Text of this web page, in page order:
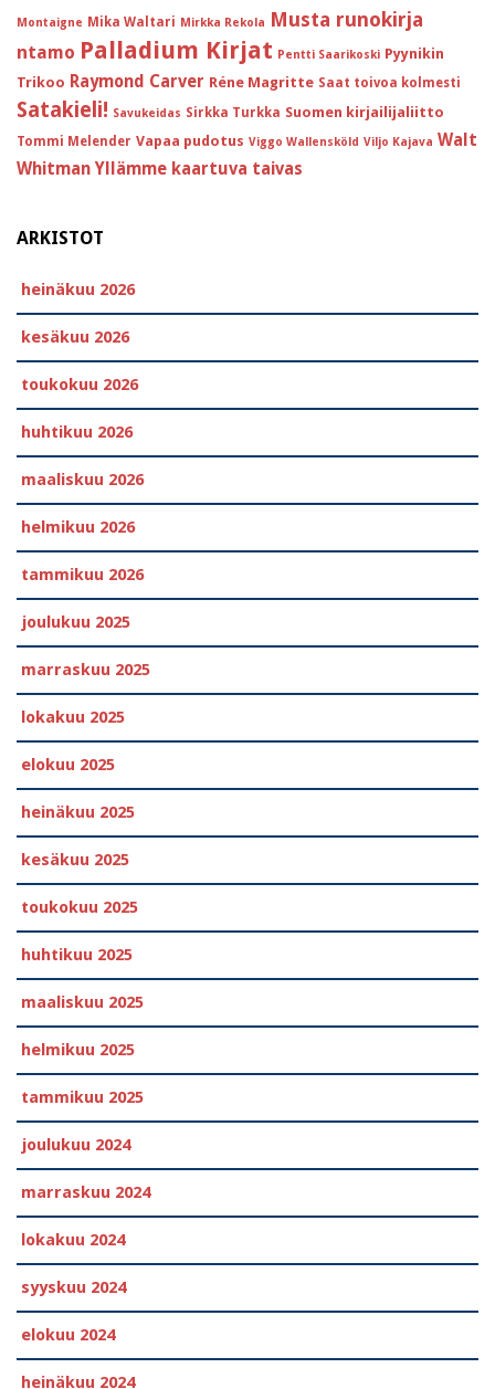
Montaigne Mika Waltari Mirkka Rekola Musta runokirja
ntamo Palladium Kirjat Pentti Saarikoski Pyynikin
Trikoo Raymond Carver Réne Magritte Saat toivoa kolmesti
Satakieli! Savukeidas Sirkka Turkka Suomen kirjailijaliitto
Tommi Melender Vapaa pudotus Viggo Wallensköld Viljo Kajava Walt
Whitman Yllämme kaartuva taivas
ARKISTOT
heinäkuu 2026
kesäkuu 2026
toukokuu 2026
huhtikuu 2026
maaliskuu 2026
helmikuu 2026
tammikuu 2026
joulukuu 2025
marraskuu 2025
lokakuu 2025
elokuu 2025
heinäkuu 2025
kesäkuu 2025
toukokuu 2025
huhtikuu 2025
maaliskuu 2025
helmikuu 2025
tammikuu 2025
joulukuu 2024
marraskuu 2024
lokakuu 2024
syyskuu 2024
elokuu 2024
heinäkuu 2024